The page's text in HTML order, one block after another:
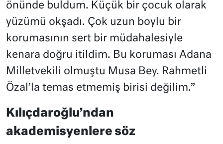
önünde buldum. Küçük bir çocuk olarak
yüzümü okşadı. Çok uzun boylu bir
korumasının sert bir müdahalesiyle
kenara doğru itildim. Bu koruması Adana
Milletvekili olmuştu Musa Bey. Rahmetli
Özal’la temas etmemiş birisi değilim.”
Kılıçdaroğlu’ndan
akademisyenlere söz